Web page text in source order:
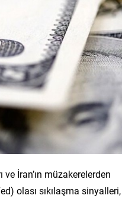
İran’ın müzakerelerden
olası sıkılaşma sinyalleri,